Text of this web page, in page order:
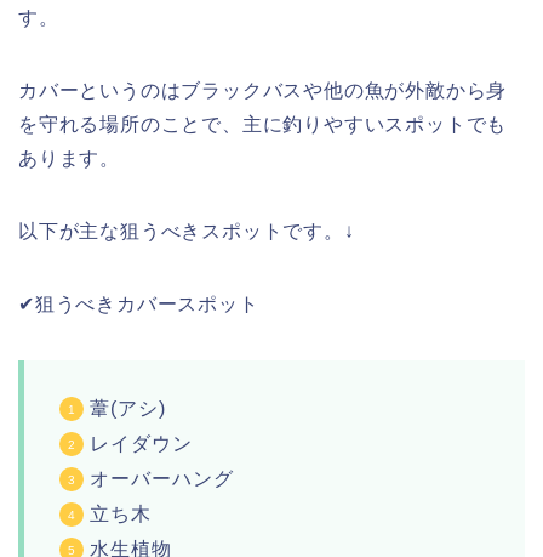
す。
カバーというのはブラックバスや他の魚が外敵から身
を守れる場所のことで、主に釣りやすいスポットでも
あります。
以下が主な狙うべきスポットです。↓
✔︎狙うべきカバースポット
葦(アシ)
レイダウン
オーバーハング
立ち木
水生植物